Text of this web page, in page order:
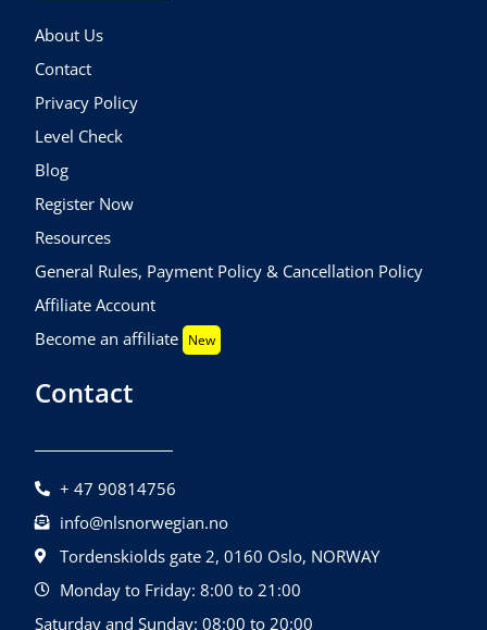
About Us
Contact
Privacy Policy
Level Check
Blog
Register Now
Resources
General Rules, Payment Policy & Cancellation Policy
Affiliate Account
Become an affiliate New
Contact
+ 47 90814756
info@nlsnorwegian.no
Tordenskiolds gate 2, 0160 Oslo, NORWAY
Monday to Friday: 8:00 to 21:00
Saturday and Sunday: 08:00 to 20:00